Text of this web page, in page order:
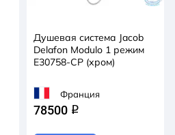
Душевая система Jacob
Delafon Modulo 1 режим
E30758-CP (хром)
Франция
78500 q